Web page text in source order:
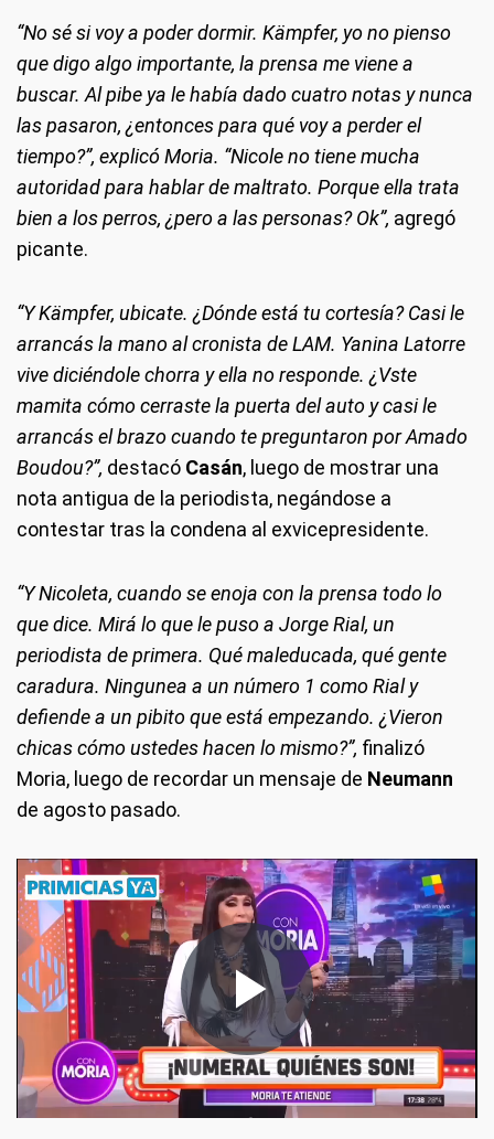
“No sé si voy a poder dormir. Kämpfer, yo no pienso
que digo algo importante, la prensa me viene a
buscar. Al pibe ya le había dado cuatro notas y nunca
las pasaron, ¿entonces para qué voy a perder el
tiempo?”, explicó Moria. “Nicole no tiene mucha
autoridad para hablar de maltrato. Porque ella trata
bien a los perros, ¿pero a las personas? Ok”, agregó
picante.
“Y Kämpfer, ubicate. ¿Dónde está tu cortesía? Casi le
arrancás la mano al cronista de LAM. Yanina Latorre
vive diciéndole chorra y ella no responde. ¿Vste
mamita cómo cerraste la puerta del auto y casi le
arrancás el brazo cuando te preguntaron por Amado
Boudou?”, destacó Casán, luego de mostrar una
nota antigua de la periodista, negándose a
contestar tras la condena al exvicepresidente.
“Y Nicoleta, cuando se enoja con la prensa todo lo
que dice. Mirá lo que le puso a Jorge Rial, un
periodista de primera. Qué maleducada, qué gente
caradura. Ningunea a un número 1 como Rial y
defiende a un pibito que está empezando. ¿Vieron
chicas cómo ustedes hacen lo mismo?”, finalizó
Moria, luego de recordar un mensaje de Neumann
de agosto pasado.